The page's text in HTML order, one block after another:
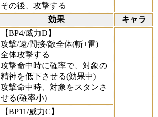
その後、攻撃する
効果 キャラ
【BP4/威力D】
攻撃/遠/間接/敵全体(斬+雷)
全体攻撃する
攻撃命中時に確率で、対象の
精神を低下させる(効果中)
攻撃命中時、対象をスタンさ
せる(確率小)
【BP11/威力C】